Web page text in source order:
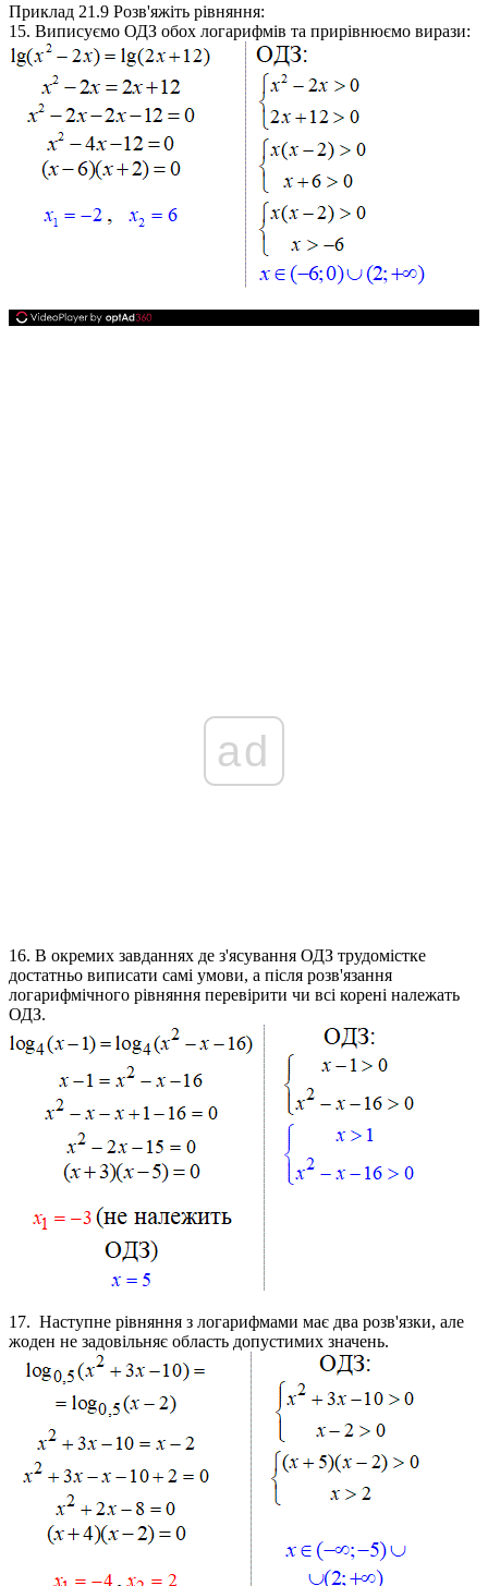
Приклад 21.9 Розв'яжіть рівняння:
15. Виписуємо ОДЗ обох логарифмів та прирівнюємо вирази:
ad
16. В окремих завданнях де з'ясування ОДЗ трудомістке
достатньо виписати самі умови, а після розв'язання
логарифмічного рівняння перевірити чи всі корені належать
ОДЗ.
17. Наступне рівняння з логарифмами має два розв'язки, але
жоден не задовільняє область допустимих значень.